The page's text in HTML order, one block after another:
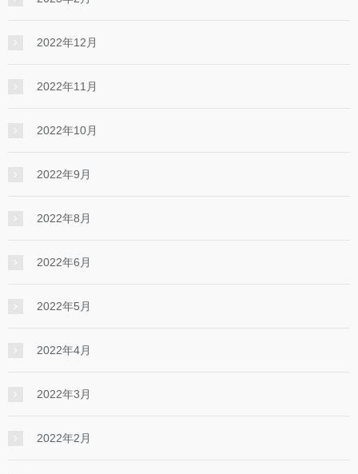
2022年12月
2022年11月
2022年10月
2022年9月
2022年8月
2022年6月
2022年5月
2022年4月
2022年3月
2022年2月